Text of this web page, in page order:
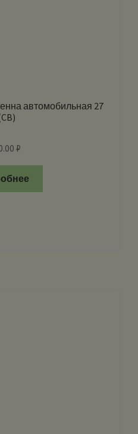
автомобильная 27
₽